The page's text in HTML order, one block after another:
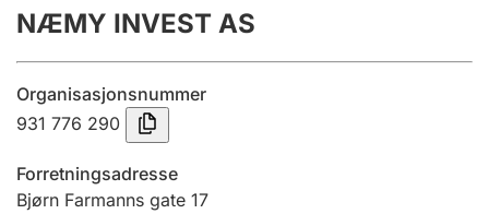
Innsending og forsinkelsesgebyr
Tinglysing
NÆMY INVEST AS
Organisasjonsnummer
931 776 290
Forretningsadresse
Bjørn Farmanns gate 17